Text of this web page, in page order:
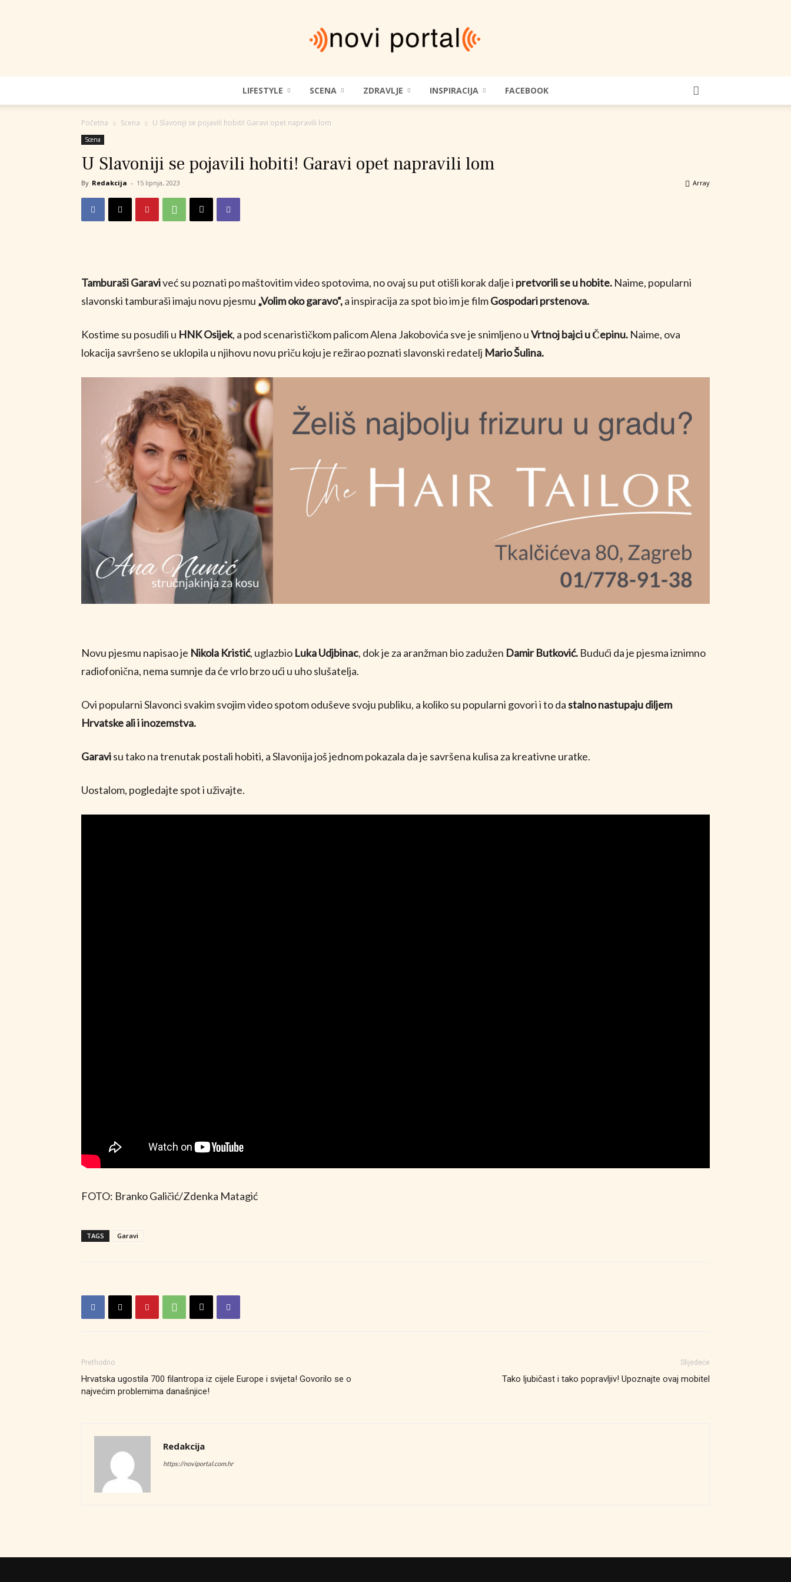
Novi
Portal
LIFESTYLE SCENA ZDRAVLJE INSPIRACIJA FACEBOOK
Početna Scena U Slavoniji se pojavili hobiti! Garavi opet napravili lom
Scena
U Slavoniji se pojavili hobiti! Garavi opet napravili lom
By Redakcija - 15 lipnja, 2023 Array
Tamburaši Garaviveć su poznati po maštovitim video spotovima, no ovaj su put otišli korak dalje i pretvorili se u hobite. Naime, popularni
slavonski tamburaši imaju novu pjesmu „Volim oko garavo“,a inspiracija za spot bio im je filmGospodari prstenova.
Kostime su posudili u HNK Osijek, a pod scenarističkom palicom Alena Jakobovića sve je snimljeno uVrtnoj bajci u Čepinu. Naime, ova
lokacija savršeno se uklopila u njihovu novu priču koju je režirao poznati slavonski redatelj Mario Šulina.
Novu pjesmu napisao je Nikola Kristić, uglazbio Luka Udjbinac, dok je za aranžman bio zadužen Damir Butković. Budući da je pjesma iznimno
radiofonična, nema sumnje da će vrlo brzo ući u uho slušatelja.
Ovi popularni Slavonci svakim svojim video spotom oduševe svoju publiku, a koliko su popularni govori i to dastalno nastupaju diljem
Hrvatske ali i inozemstva.
Garavisu tako na trenutak postali hobiti, a Slavonija još jednom pokazala da je savršena kulisa za kreativne uratke.
Uostalom, pogledajte spot i uživajte.
FOTO: Branko Galičić/Zdenka Matagić
TAGS Garavi
Prethodno
Hrvatska ugostila 700 filantropa iz cijele Europe i svijeta! Govorilo se o
najvećim problemima današnjice!
Slijedeće
Tako ljubičast i tako popravljiv! Upoznajte ovaj mobitel
Redakcija
https://noviportal.com.hr